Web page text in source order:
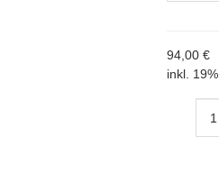
94,00 €
inkl.